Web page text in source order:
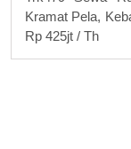
Kramat Pela,
Rp 425jt / Th